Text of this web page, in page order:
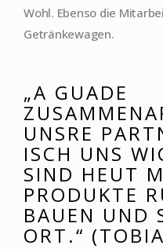
Wohl. Ebenso die
Getränkewagen.
„A GUADE
UNSRE
ISCH UNS
SIND HEUT
PRODUKTE
BAUEN UND
ORT.“